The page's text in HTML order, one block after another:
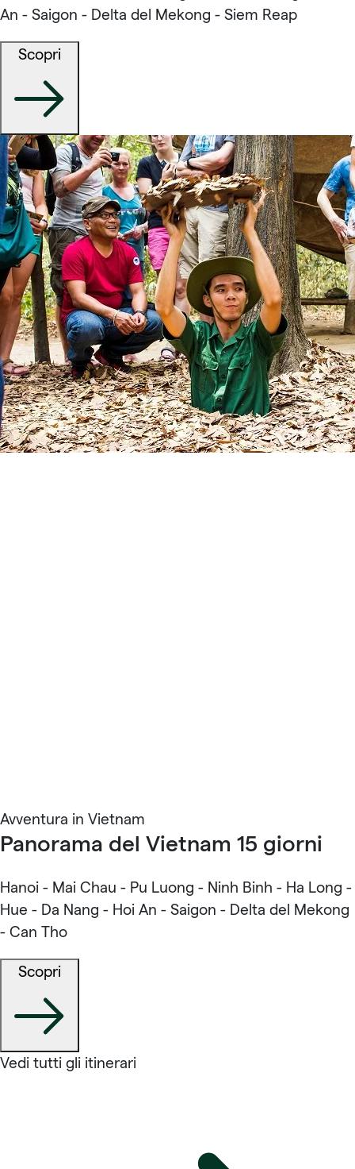
An - Saigon - Delta del Mekong - Siem Reap
Scopri
Avventura in Vietnam
Panorama del Vietnam 15 giorni
Hanoi - Mai Chau - Pu Luong - Ninh Binh - Ha Long -
Hue - Da Nang - Hoi An - Saigon - Delta del Mekong
- Can Tho
Scopri
Vedi tutti gli itinerari